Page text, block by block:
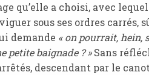
qu’elle a choisi, avec
sous ses ordres carrés,
demande « on pourrait, hein,
petite baignade ? »Sans
descendant par le